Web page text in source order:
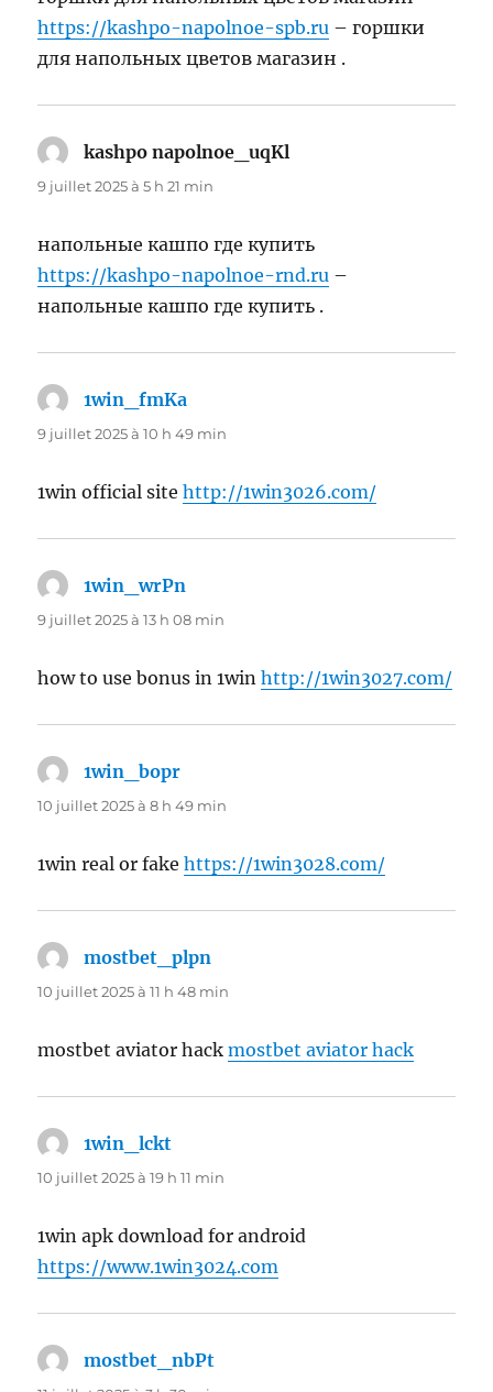
https://kashpo-napolnoe-spb.ru – горшки
для напольных цветов магазин .
kashpo napolnoe_uqKl
9 juillet 2025 à 5 h 21 min
напольные кашпо где купить
https://kashpo-napolnoe-rnd.ru –
напольные кашпо где купить .
1win_fmKa
9 juillet 2025 à 10 h 49 min
1win official sitehttp://1win3026.com/
1win_wrPn
9 juillet 2025 à 13 h 08 min
how to use bonus in 1winhttp://1win3027.com/
1win_bopr
10 juillet 2025 à 8 h 49 min
1win real or fakehttps://1win3028.com/
mostbet_plpn
10 juillet 2025 à 11 h 48 min
mostbet aviator hackmostbet aviator hack
1win_lckt
10 juillet 2025 à 19 h 11 min
1win apk download for android
https://www.1win3024.com
mostbet_nbPt